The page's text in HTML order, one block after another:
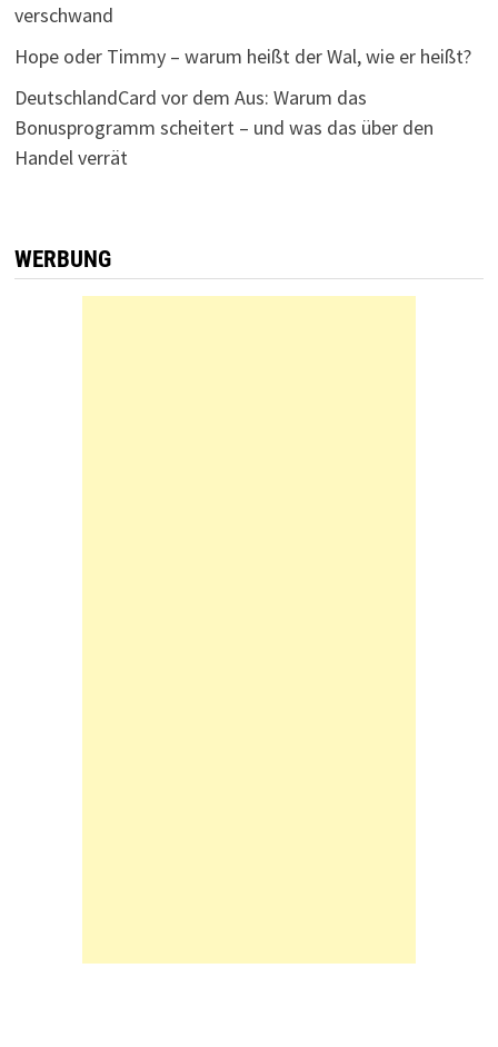
verschwand
Hope oder Timmy – warum heißt der Wal, wie er heißt?
DeutschlandCard vor dem Aus: Warum das
Bonusprogramm scheitert – und was das über den
Handel verrät
WERBUNG